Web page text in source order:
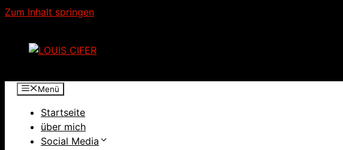
Zum Inhalt springen
Menü
Startseite
über mich
Social Media